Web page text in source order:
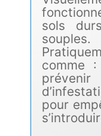
sols
souples.
comme
pour